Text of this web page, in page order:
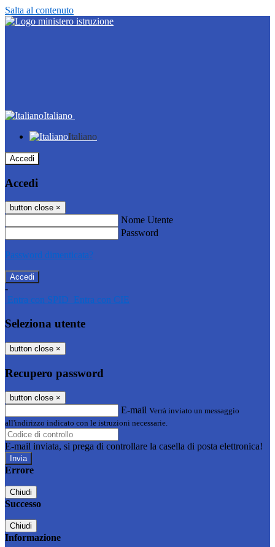
Salta al contenuto
Italiano
Italiano
Accedi
Accedi
button close ×
Nome Utente
Password
Password dimenticata?
-
Entra con SPID Entra con CIE
Seleziona utente
button close ×
Recupero password
button close ×
E-mail Verrà inviato un messaggio
all'indirizzo indicato con le istruzioni necessarie.
E-mail inviata, si prega di controllare la casella di posta elettronica!
Errore
Chiudi
Successo
Chiudi
Informazione